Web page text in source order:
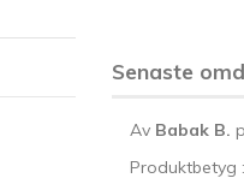
Senaste
Av Babak B.
Produktbetyg :